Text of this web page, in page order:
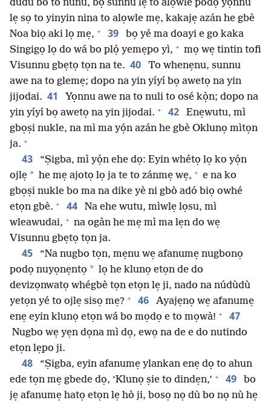
dùdù bo to nùnù, bọ sunnu lẹ to alọwle podọ yọnnu
lẹ sọ to yinyin nina to alọwle mẹ, kakajẹ azán he gbè
Noa biọ aki lọ mẹ, + 39
bọ yé ma doayi e go kaka
Singigọ lọ do wá bo plọ́ yemẹpo yì, + mọ wẹ tintin tofi
Visunnu gbẹtọ tọn na te. 40
To whenẹnu, sunnu
awe na to glemẹ; dopo na yin yíyí bọ awetọ na yin
jijodai. 41
Yọnnu awe na to nuli to osé kọ̀n; dopo na
yin yíyí bọ awetọ na yin jijodai. + 42
Enẹwutu, mì
gbọṣi nukle, na mì ma yọ́n azán he gbè Oklunọ mìtọn
ja. +
43
“Ṣigba, mì yọ́n ehe dọ: Eyin whétọ lọ ko yọ́n
ojlẹ * he mẹ ajotọ lọ ja te to zánmẹ wẹ, + e na ko
gbọṣi nukle bo ma na dike yè ni gbò adó biọ owhé
etọn gbè. + 44
Na ehe wutu, mìwlẹ lọsu, mì
wleawudai, + na ogàn he mẹ mì ma lẹn do wẹ
Visunnu gbẹtọ tọn ja.
45
“Na nugbo tọn, mẹnu wẹ afanumẹ nugbonọ
podọ nuyọnẹntọ * lọ he klunọ etọn de do
devizọnwatọ whégbè tọn etọn lẹ ji, nado na núdùdù
yetọn yé to ojlẹ sisọ mẹ? + 46
Ayajẹnọ wẹ afanumẹ
enẹ eyin klunọ etọn wá bo mọdọ e to mọwà! + 47
Nugbo wẹ yẹn dọna mì dọ, ewọ na de e do nutindo
etọn lẹpo ji.
48
“Ṣigba, eyin afanumẹ ylankan enẹ dọ to ahun
ede tọn mẹ gbede dọ, ‘Klunọ ṣie to dindẹn,’ + 49
bo
jẹ afanumẹ hatọ etọn lẹ hò ji, bosọ nọ dù bo nọ nù hẹ